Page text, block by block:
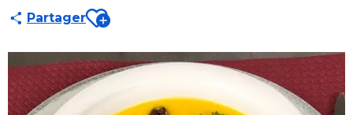
PartagerAjouter aux favoris